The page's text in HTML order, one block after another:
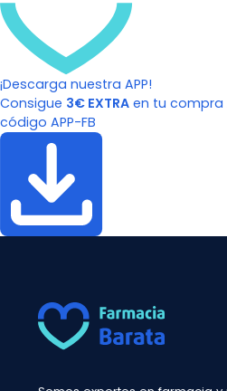
¡Descarga nuestra APP!
Consigue 3€ EXTRA en tu compra
código APP-FB